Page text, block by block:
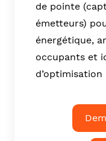
de pointe
émetteurs)
énergétique,
occupants et